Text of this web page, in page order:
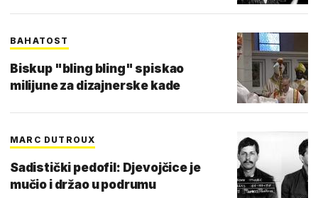
BAHATOST
Biskup "bling bling" spiskao
milijune za dizajnerske kade
MARC DUTROUX
Sadistički pedofil: Djevojčice je
mučio i držao u podrumu